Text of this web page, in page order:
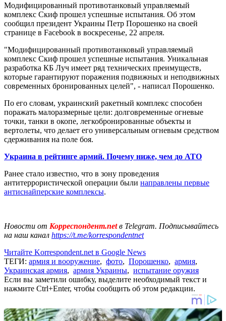
Модифицированный противотанковый управляемый
комплекс Скиф прошел успешные испытания. Об этом
сообщил президент Украины Петр Порошенко на своей
странице в Faсebook в воскресенье, 22 апреля.
"Модифицированный противотанковый управляемый
комплекс Скиф прошел успешные испытания. Уникальная
разработка КБ Луч имеет ряд технических преимуществ,
которые гарантируют поражения подвижных и неподвижных
современных бронированных целей", - написал Порошенко.
По его словам, украинский ракетный комплекс способен
поражать малоразмерные цели: долговременные огневые
точки, танки в окопе, легкобронированные объекты и
вертолеты, что делает его универсальным огневым средством
сдерживания на поле боя.
Украина в рейтинге армий. Почему ниже, чем до АТО
Ранее стало известно, что в зону проведения
антитеррористической операции были направлены первые
антиснайперские комплексы.
Новости от Корреспондент.netв Telegram. Подписывайтесь
на наш канал https://t.me/korrespondentnet
Читайте Korrespondent.net в Google News
ТЕГИ: армия и вооружение, фото, Порошенко, армия,
Украинская армия, армия Украины, испытание оружия
Если вы заметили ошибку, выделите необходимый текст и
нажмите Ctrl+Enter, чтобы сообщить об этом редакции.